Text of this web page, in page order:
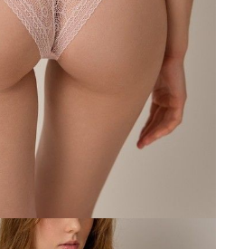
(Łodz)
- 14:00